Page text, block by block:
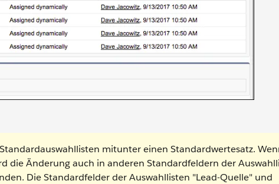
mitunter einen Standardwertesatz.
die Änderung auch in anderen Standardfeldern der
Die Standardfelder der Auswahllisten "Lead-Quelle" und